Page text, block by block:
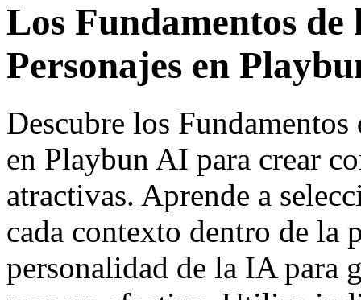
Los Fundamentos
Personajes en
Descubre los
en Playbun AI para crear
atractivas. Aprende a
cada contexto dentro de la
personalidad de la IA para